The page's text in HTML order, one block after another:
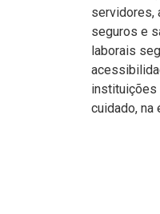
servidores,
seguros e
laborais
instituições
cuidado, na